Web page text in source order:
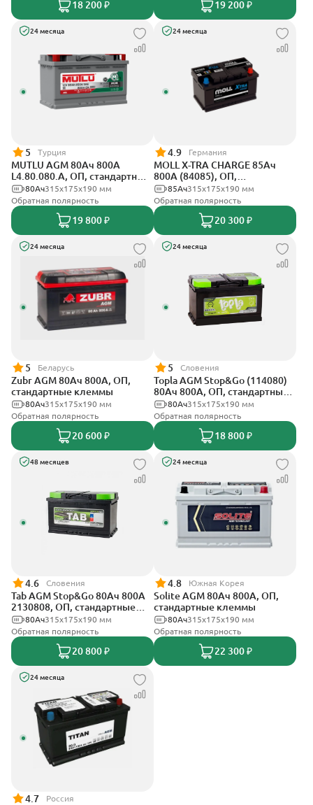
18 200 ₽ 19 200 ₽
24 месяца
5 Турция
MUTLU AGM 80Ач 800A
L4.80.080.A, ОП, стандартные
клеммы315x175x190 мм
80Ач
Обратная полярность
19 800 ₽
24 месяца
4.9 Германия
MOLL X-TRA CHARGE 85Ач
800А (84085), ОП,
стандартные клеммы
315x175x190 мм
85Ач
Обратная полярность
20 300 ₽
24 месяца
5 Беларусь
Zubr AGM 80Ач 800А, ОП,
стандартные клеммы
315x175x190 мм
80Ач
Обратная полярность
20 600 ₽
24 месяца
5 Словения
Topla AGM Stop&Go (114080)
80Ач 800А, ОП, стандартные
клеммы315x175x190 мм
80Ач
Обратная полярность
18 800 ₽
48 месяцев
4.6 Словения
Tab AGM Stop&Go 80Ач 800А
2130808, ОП, стандартные
клеммы315x175x190 мм
80Ач
Обратная полярность
20 800 ₽
24 месяца
4.8 Южная Корея
Solite AGM 80Ач 800А, ОП,
стандартные клеммы
315x175x190 мм
80Ач
Обратная полярность
22 300 ₽
24 месяца
4.7 Россия